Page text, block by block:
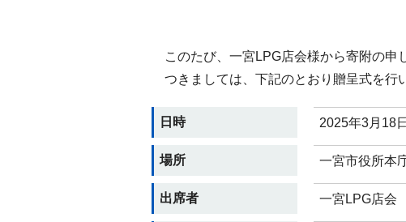
このたび、一宮LPG店会様から寄附の申
つきましては、下記のとおり贈呈式を行
日時 2025年3月18
場所 一宮市役所本
出席者 一宮LPG店